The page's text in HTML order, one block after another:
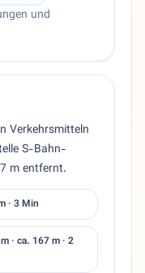
und
Verkehrsmitteln
S-Bahn-
m entfernt.
· 3 Min
· ca. 167 m · 2